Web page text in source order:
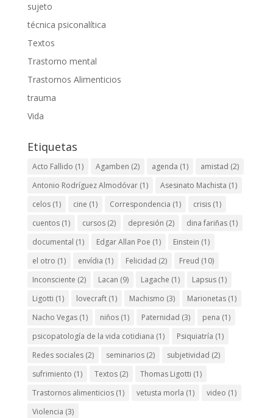
sujeto
técnica psiconalítica
Textos
Trastorno mental
Trastornos Alimenticios
trauma
Vida
Etiquetas
Acto Fallido (1) Agamben (2) agenda (1) amistad (2)
Antonio Rodríguez Almodóvar(1) Asesinato Machista (1)
celos(1) cine (1) Correspondencia (1) crisis(1)
cuentos(1) cursos(2) depresión (2) dina fariñas(1)
documental (1) Edgar Allan Poe (1) Einstein (1)
el otro (1) envídia (1) Felicidad (2) Freud (10)
Inconsciente (2) Lacan (9) Lagache (1) Lapsus(1)
Ligotti (1) lovecraft(1) Machismo (3) Marionetas(1)
Nacho Vegas(1) niños(1) Paternidad (3) pena (1)
psicopatología de la vida cotidiana (1) Psiquiatría (1)
Redes sociales(2) seminarios(2) subjetividad (2)
sufrimiento (1) Textos(2) Thomas Ligotti (1)
Trastornos alimenticios(1) vetusta morla (1) video (1)
Violencia (3)